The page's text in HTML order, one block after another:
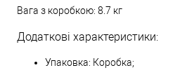
Вага з коробкою: 8.7 кг
Додаткові характеристики:
Упаковка: Коробка;